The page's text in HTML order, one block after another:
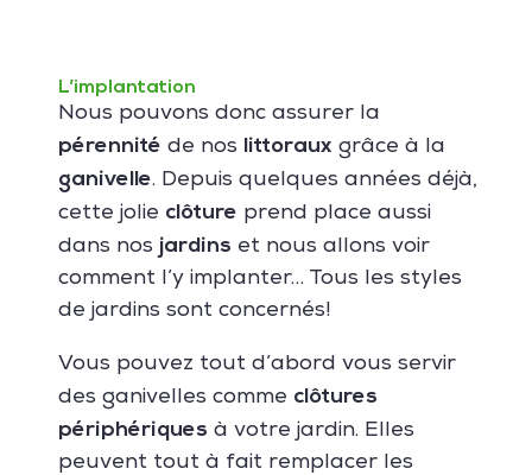
L’implantation
Nous pouvons donc assurer la
pérennité de nos littoraux grâce à la
ganivelle. Depuis quelques années déjà,
cette jolie clôture prend place aussi
dans nos jardins et nous allons voir
comment l’y implanter… Tous les styles
de jardins sont concernés!
Vous pouvez tout d’abord vous servir
des ganivelles comme clôtures
périphériques à votre jardin. Elles
peuvent tout à fait remplacer les